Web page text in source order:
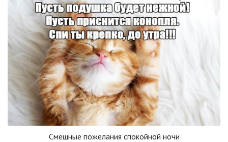
Смешные пожелания спокойной ночи